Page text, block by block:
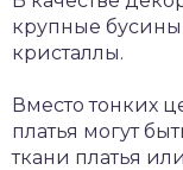
крупные
кристаллы.
Вместо тонких
платья могут
ткани платья